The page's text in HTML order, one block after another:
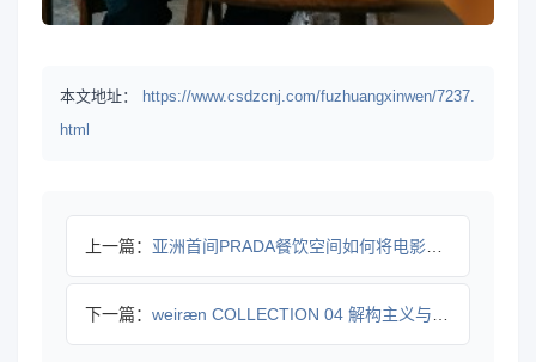
本文地址：
https://www.csdzcnj.com/fuzhuangxinwen/7237.
html
上一篇： 亚洲首间PRADA餐饮空间如何将电影美学与美食对话？
下一篇： weiræn COLLECTION 04 解构主义与3D打印